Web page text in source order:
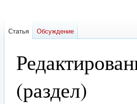
(раздел)
Статья Обсуждение